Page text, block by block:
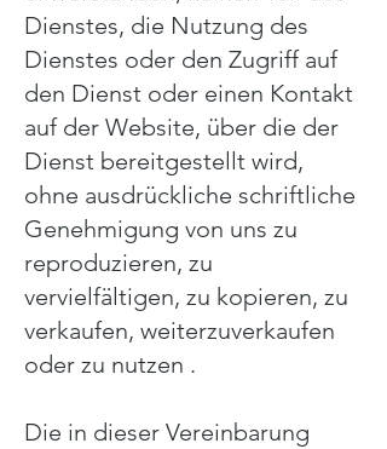
Dienstes, die Nutzung des
Dienstes oder den Zugriff auf
den Dienst oder einen Kontakt
auf der Website, über die der
Dienst bereitgestellt wird,
ohne ausdrückliche schriftliche
Genehmigung von uns zu
reproduzieren, zu
vervielfältigen, zu kopieren, zu
verkaufen, weiterzuverkaufen
oder zu nutzen .
Die in dieser Vereinbarung